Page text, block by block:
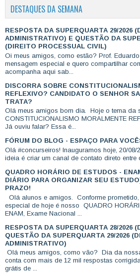
DESTAQUES DA SEMANA
RESPOSTA DA SUPERQUARTA 29/2026
ADMINISTRATIVO) E QUESTÃO DA
(DIREITO PROCESSUAL CIVIL)
Oi meus amigos, como estão? Prof.
mensagem especial e quero compartilhar
acompanha aqui sab...
DISCORRA SOBRE
REFLEXIVO? CANDIDATO O SENHOR
TRATA?
Olá meus amigos bom dia. Hoje o tema da
CONSTITUCIONALISMO MORALMENTE
Já ouviu falar? Essa é...
FÓRUM DO BLOG - ESPAÇO PARA
Olá #concurseiros! Inauguramos hoje, 20/08/
ideia é criar um canal de contato direto entre
QUADRO HORÁRIO DE ESTUDOS -
DIÁRIO PARA ORGANIZAR SEU
PRAZO!
Olá alunos e amigos. Conforme
especial de hoje é nosso QUADRO
ENAM, Exame Nacional ...
RESPOSTA DA SUPERQUARTA 28/2026
QUESTÃO DA SUPERQUARTA 29/2026
ADMINISTRATIVO)
Olá meus amigos, como vão? Dia da
conta com mais de 12 mil respostas
grátis de ...